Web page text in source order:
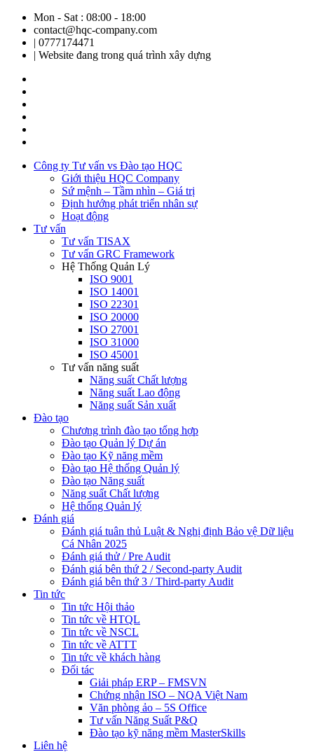
Mon - Sat : 08:00 - 18:00
contact@hqc-company.com
| 0777174471
| Website đang trong quá trình xây dựng
Công ty Tư vấn vs Đào tạo HQC
Giới thiệu HQC Company
Sứ mệnh – Tầm nhìn – Giá trị
Định hướng phát triển nhân sự
Hoạt động
Tư vấn
Tư vấn TISAX
Tư vấn GRC Framework
Hệ Thống Quản Lý
ISO 9001
ISO 14001
ISO 22301
ISO 20000
ISO 27001
ISO 31000
ISO 45001
Tư vấn năng suất
Năng suất Chất lượng
Năng suất Lao động
Năng suất Sản xuất
Đào tạo
Chương trình đào tạo tổng hợp
Đào tạo Quản lý Dự án
Đào tạo Kỹ năng mềm
Đào tạo Hệ thống Quản lý
Đào tạo Năng suất
Năng suất Chất lượng
Hệ thống Quản lý
Đánh giá
Đánh giá tuân thủ Luật & Nghị định Bảo vệ Dữ liệu
Cá Nhân 2025
Đánh giá thử / Pre Audit
Đánh giá bên thứ 2 / Second-party Audit
Đánh giá bên thứ 3 / Third-party Audit
Tin tức
Tin tức Hội thảo
Tin tức về HTQL
Tin tức về NSCL
Tin tức về ATTT
Tin tức về khách hàng
Đối tác
Giải pháp ERP – FMSVN
Chứng nhận ISO – NQA Việt Nam
Văn phòng ảo – 5S Office
Tư vấn Năng Suất P&Q
Đào tạo kỹ năng mềm MasterSkills
Liên hệ